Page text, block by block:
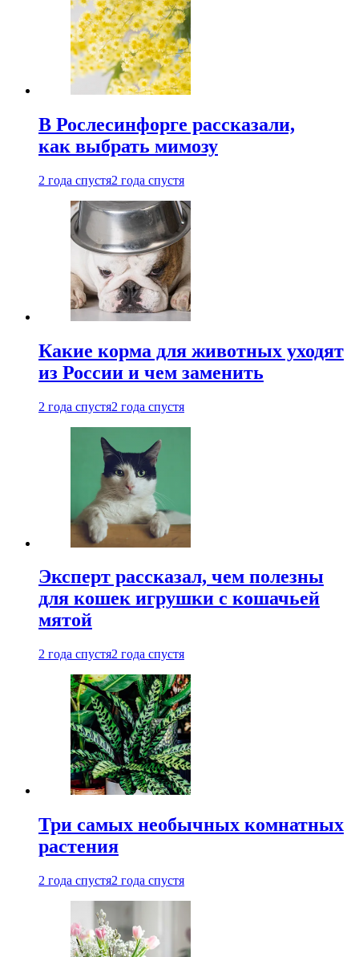
В Рослесинфорге рассказали,
как выбрать мимозу
2 года спустя2 года спустя
Какие корма для животных уходят
из России и чем заменить
2 года спустя2 года спустя
Эксперт рассказал, чем полезны
для кошек игрушки с кошачьей
мятой
2 года спустя2 года спустя
Три самых необычных комнатных
растения
2 года спустя2 года спустя